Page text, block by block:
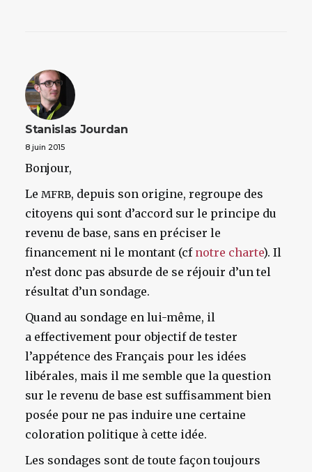
Stanislas Jourdan
8 juin 2015
Bonjour,
Le MFRB, depuis son origine, regroupe des
citoyens qui sont d’accord sur le principe du
revenu de base, sans en préciser le
financement ni le montant (cf notre charte). Il
n’est donc pas absurde de se réjouir d’un tel
résultat d’un sondage.
Quand au sondage en lui-même, il
a effectivement pour objectif de tester
l’appétence des Français pour les idées
libérales, mais il me semble que la question
sur le revenu de base est suffisamment bien
posée pour ne pas induire une certaine
coloration politique à cette idée.
Les sondages sont de toute façon toujours